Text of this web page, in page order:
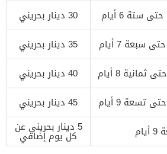
حتى ستة 6 أيام
30 دينار بحريني
حتى سبعة 7 أيام
35 دينار بحريني
حتى ثمانية 8 أيام
40 دينار بحريني
حتى تسعة 9 أيام
45 دينار بحريني
5 دينار بحريني عن
كل يوم إضافي